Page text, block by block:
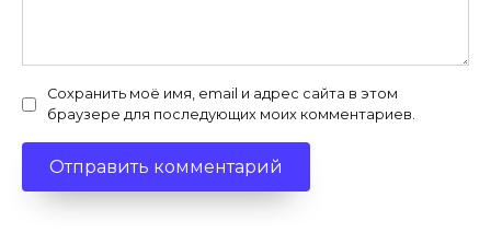
Сохранить моё имя, email и адрес сайта в этом
браузере для последующих моих комментариев.